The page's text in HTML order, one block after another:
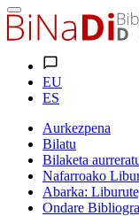
EU
ES
Aurkezpena
Bilatu
Bilaketa
Nafarroako
Abarka:
Ondare